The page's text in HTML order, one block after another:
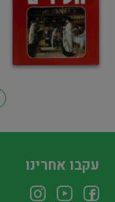
עקבו אחרינו